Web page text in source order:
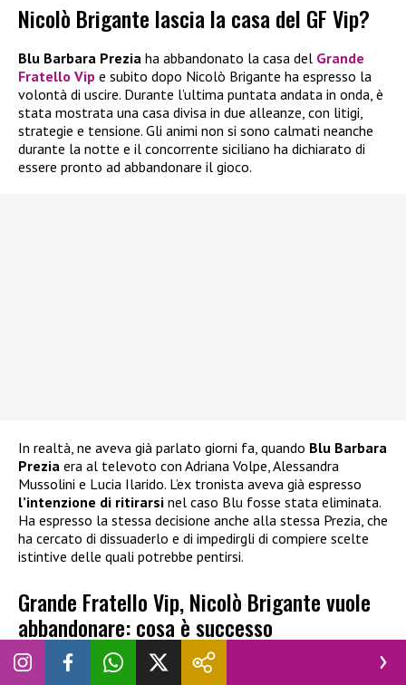
Nicolò Brigante lascia la casa del GF Vip?
Blu Barbara Prezia ha abbandonato la casa del Grande
Fratello Vip e subito dopo Nicolò Brigante ha espresso la
volontà di uscire. Durante l’ultima puntata andata in onda, è
stata mostrata una casa divisa in due alleanze, con litigi,
strategie e tensione. Gli animi non si sono calmati neanche
durante la notte e il concorrente siciliano ha dichiarato di
essere pronto ad abbandonare il gioco.
In realtà, ne aveva già parlato giorni fa, quando Blu Barbara
Prezia era al televoto con Adriana Volpe, Alessandra
Mussolini e Lucia Ilarido. L’ex tronista aveva già espresso
l’intenzione di ritirarsi nel caso Blu fosse stata eliminata.
Ha espresso la stessa decisione anche alla stessa Prezia, che
ha cercato di dissuaderlo e di impedirgli di compiere scelte
istintive delle quali potrebbe pentirsi.
Grande Fratello Vip, Nicolò Brigante vuole
abbandonare: cosa è successo